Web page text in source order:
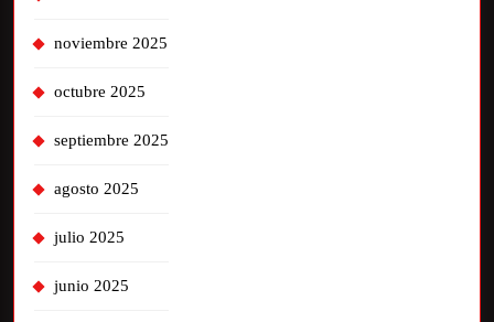
noviembre 2025
octubre 2025
septiembre 2025
agosto 2025
julio 2025
junio 2025